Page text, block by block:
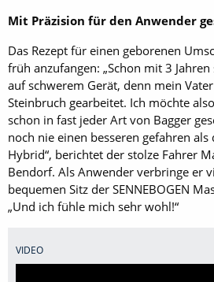
Mit Präzision für den Anwender
Das Rezept für einen geborenen
früh anzufangen: „Schon mit 3
auf schwerem Gerät, denn mein
Steinbruch gearbeitet. Ich möchte
schon in fast jeder Art von Bagger
noch nie einen besseren gefahren als
Hybrid“, berichtet der stolze Fahrer
Bendorf. Als Anwender verbringe er
bequemen Sitz der SENNEBOGEN
„Und ich fühle mich sehr wohl!“
VIDEO